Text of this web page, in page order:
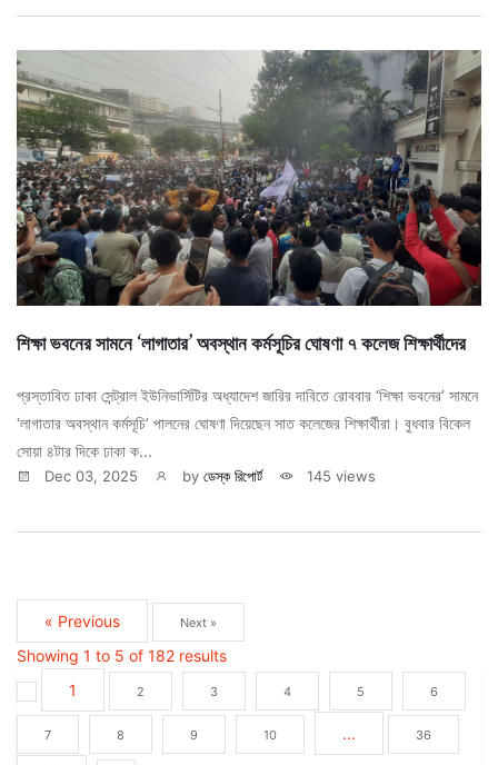
শিক্ষা ভবনের সামনে ‘লাগাতার’ অবস্থান কর্মসূচির ঘোষণা ৭ কলেজ শিক্ষার্থীদের
প্রস্তাবিত ঢাকা সেন্ট্রাল ইউনিভার্সিটির অধ্যাদেশ জারির দাবিতে রোববার ‘শিক্ষা ভবনের’ সামনে
‘লাগাতার অবস্থান কর্মসূচি’ পালনের ঘোষণা দিয়েছেন সাত কলেজের শিক্ষার্থীরা। বুধবার বিকেল
সোয়া ৪টার দিকে ঢাকা ক...
Dec 03, 2025 by ডেস্ক রিপোর্ট 145 views
« Previous Next »
Showing 1 to 5 of 182 results
1
2 3 4 5 6
7 8 9 10 ... 36